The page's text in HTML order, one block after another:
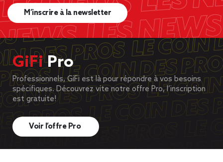
M’inscrire à la newsletter
GiFiPro
Professionnels, GiFi est là pour répondre à vos besoins
spécifiques. Découvrez vite notre offre Pro, l’inscription
est gratuite!
Voir l’offre Pro